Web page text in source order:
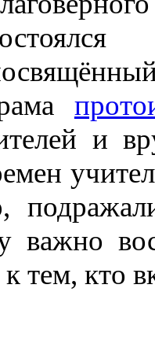
и
важно
к тем, кто